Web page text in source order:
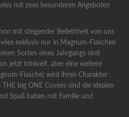
mit zwei besonderen Angeboten
mit steigender Beliebtheit von uns
exklusiv nur in Magnum-Flaschen
Sorten eines Jahrgangs sind
jetzt trinkreif, aber eine weitere
Flasche) wird ihren Charakter
big ONE Cuvées sind die idealen
Spaß haben mit Familie und